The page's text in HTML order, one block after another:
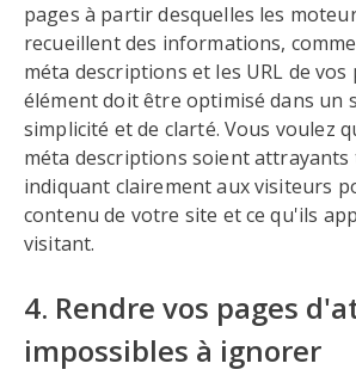
pages à partir desquelles les
recueillent des informations,
méta descriptions et les URL de vos
élément doit être optimisé dans un
simplicité et de clarté. Vous voulez
méta descriptions soient
indiquant clairement aux visiteurs
contenu de votre site et ce qu'ils
visitant.
4. Rendre vos pages
impossibles à ignorer